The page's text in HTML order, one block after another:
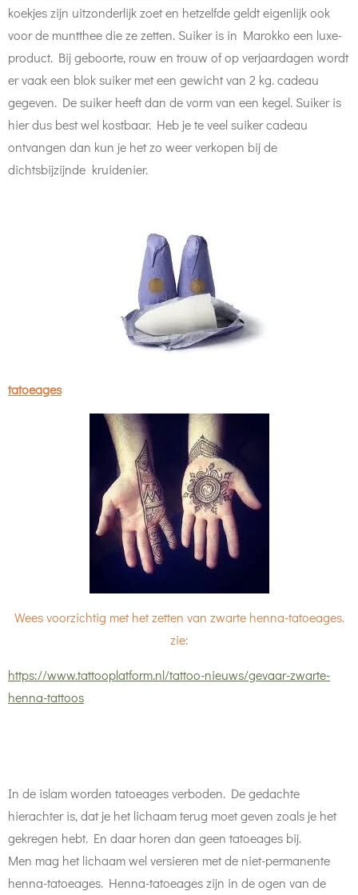
koekjes zijn uitzonderlijk zoet en hetzelfde geldt eigenlijk ook
voor de muntthee die ze zetten. Suiker is in Marokko een luxe-
product. Bij geboorte, rouw en trouw of op verjaardagen wordt
er vaak een blok suiker met een gewicht van 2 kg. cadeau
gegeven. De suiker heeft dan de vorm van een kegel. Suiker is
hier dus best wel kostbaar. Heb je te veel suiker cadeau
ontvangen dan kun je het zo weer verkopen bij de
dichtsbijzijnde kruidenier.
tatoeages
Wees voorzichtig met het zetten van zwarte henna-tatoeages.
zie:
https://www.tattooplatform.nl/tattoo-nieuws/gevaar-zwarte-
henna-tattoos
In de islam worden tatoeages verboden. De gedachte
hierachter is, dat je het lichaam terug moet geven zoals je het
gekregen hebt. En daar horen dan geen tatoeages bij.
Men mag het lichaam wel versieren met de niet-permanente
henna-tatoeages. Henna-tatoeages zijn in de ogen van de